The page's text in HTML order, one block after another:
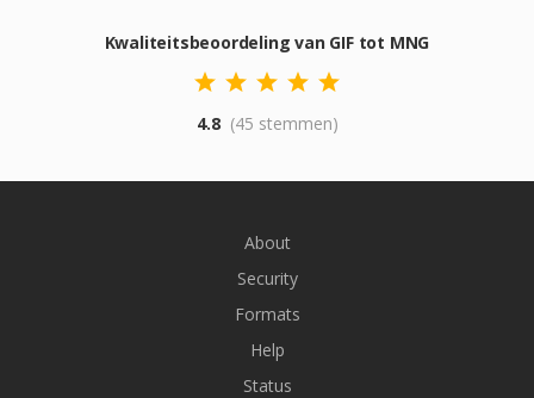
Kwaliteitsbeoordeling van GIF tot MNG
4.8 (45 stemmen)
About
Security
Formats
Help
Status